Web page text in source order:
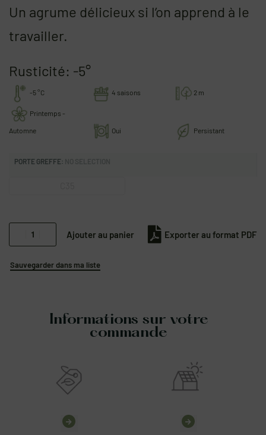
Un agrume délicieux si l’on apprend à le
travailler.
Rusticité: -5°
-5 °C 4 saisons 2 m
Printemps -
Automne Oui Persistant
PORTE GREFFE:
Exporter au format PDF
Ajouter au panier
Sauvegarder dans ma liste
Informations sur votre
commande